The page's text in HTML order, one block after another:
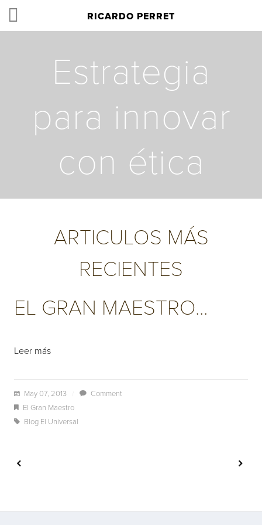
RICARDO PERRET
Estrategia
para innovar
con ética
ARTICULOS MÁS
RECIENTES
EL GRAN MAESTRO...
Leer más
May 07, 2013
Comment
El Gran Maestro
Blog El Universal